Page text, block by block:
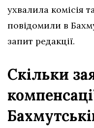
ухвалила комісія
повідомили в
запит редакції.
Скільки